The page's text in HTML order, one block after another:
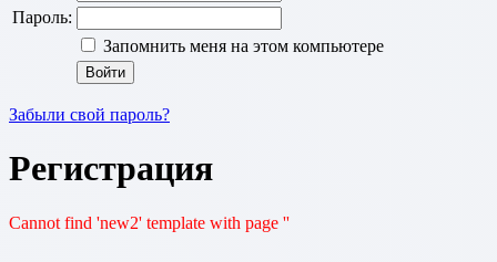
Пароль:
Запомнить меня на этом компьютере
Забыли свой пароль?
Регистрация
Cannot find 'new2' template with page ''